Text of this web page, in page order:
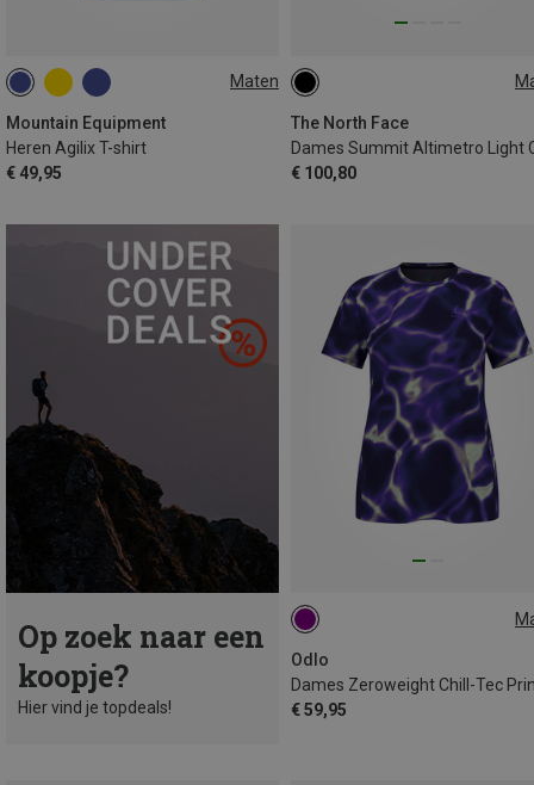
Maten
Mountain Equipment
Heren Agilix T-shirt
€ 49,95
S M L
The North Face
€ 100,80
XS
Op zoek naar een
koopje?
Hier vind je topdeals!
Odlo
€ 59,95
S